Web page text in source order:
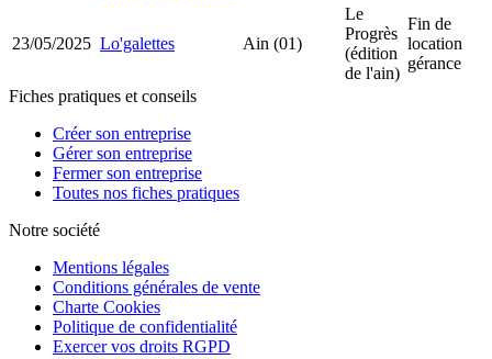
23/05/2025 Lo'galettes Ain (01)
Le
Progrès
(édition
de l'ain)
Fin de
location
gérance
Fiches pratiques et conseils
Créer son entreprise
Gérer son entreprise
Fermer son entreprise
Toutes nos fiches pratiques
Notre société
Mentions légales
Conditions générales de vente
Charte Cookies
Politique de confidentialité
Exercer vos droits RGPD